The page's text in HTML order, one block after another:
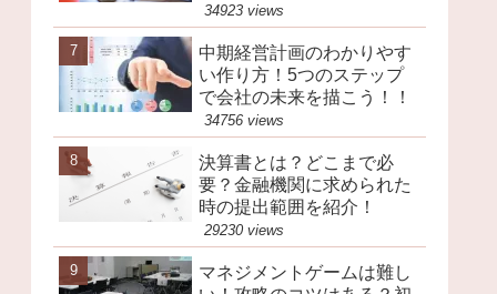
34923 views
中期経営計画のわかりやす
い作り方！5つのステップ
で会社の未来を描こう！！
34756 views
決算書とは？どこまで必
要？金融機関に求められた
時の提出範囲を紹介！
29230 views
マネジメントゲームは難し